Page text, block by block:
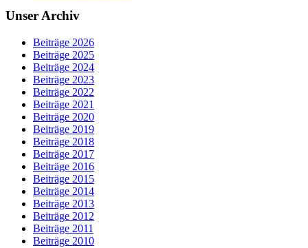
Unser Archiv
Beiträge 2026
Beiträge 2025
Beiträge 2024
Beiträge 2023
Beiträge 2022
Beiträge 2021
Beiträge 2020
Beiträge 2019
Beiträge 2018
Beiträge 2017
Beiträge 2016
Beiträge 2015
Beiträge 2014
Beiträge 2013
Beiträge 2012
Beiträge 2011
Beiträge 2010